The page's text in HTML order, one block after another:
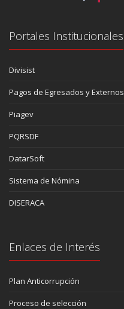
Portales Institucionales
Divisist
Pagos de Egresados y Externos
Piagev
PQRSDF
DatarSoft
Sistema de Nómina
DISERACA
Enlaces de Interés
Plan Anticorrupción
Proceso de selección